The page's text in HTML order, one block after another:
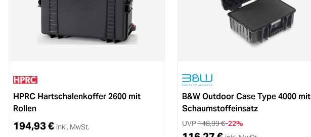
HPRC Hartschalenkoffer 2600 mit
Rollen
194,93 € inkl. MwSt.
B&W Outdoor Case Type 4000 mit
Schaumstoffeinsatz
UVP148,99 €-22%